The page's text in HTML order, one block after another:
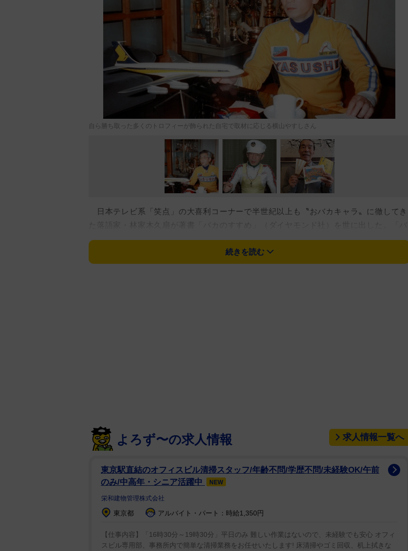
自ら勝ち取った多くのトロフィーが飾られた自宅で取材に応じる横山やすしさん
日本テレビ系「笑点」の大喜利コーナーで半世紀以上も〝おバカキャラ〟に徹してき
カになるほど愛される」という自身の人生哲学をつづった本書の中、「バカの王様」と
いう最大級の褒め言葉で紹介されている人物が天才漫才師として知られた横山やすしさ
んだ。その「嵐」のような破天荒さを全身で受け止め、とことん付き合った木久扇がリ
ら来い！」。それでも、なんとか電話を切って寝ていると、夜中の２時前くらいに家の
前にタクシーが止まり、「ここや、ここや！」と聞き慣れた声が…。電話番号の交換時
に住所を書いてしまったのだ。
て庭に侵入すると、物干し竿（ざお）で窓をたたき出した。「こら、顔、見せんか
い！」。観念して窓から顔を出すと、「おるやないか、こら！六本木、行くで！」と、
そのままタクシーに乗せられて六本木にＵターン。
続きを読む
よろず〜の求人情報 求人情報一覧へ
東京駅直結のオフィスビル清掃スタッフ/年齢不問/学歴不問/未経験OK/午前
のみ/中高年・シニア活躍中
NEW
栄和建物管理株式会社
東京都 アルバイト・パート：時給1,350円
【仕事内容】「16時30分～19時30分」平日のみ 難しい作業はないので、未経験でも安心 オフィ
スビル専用部、事務所内で簡単な清掃業務をお任せいたします! 床清掃やゴミ回収、机上拭きな